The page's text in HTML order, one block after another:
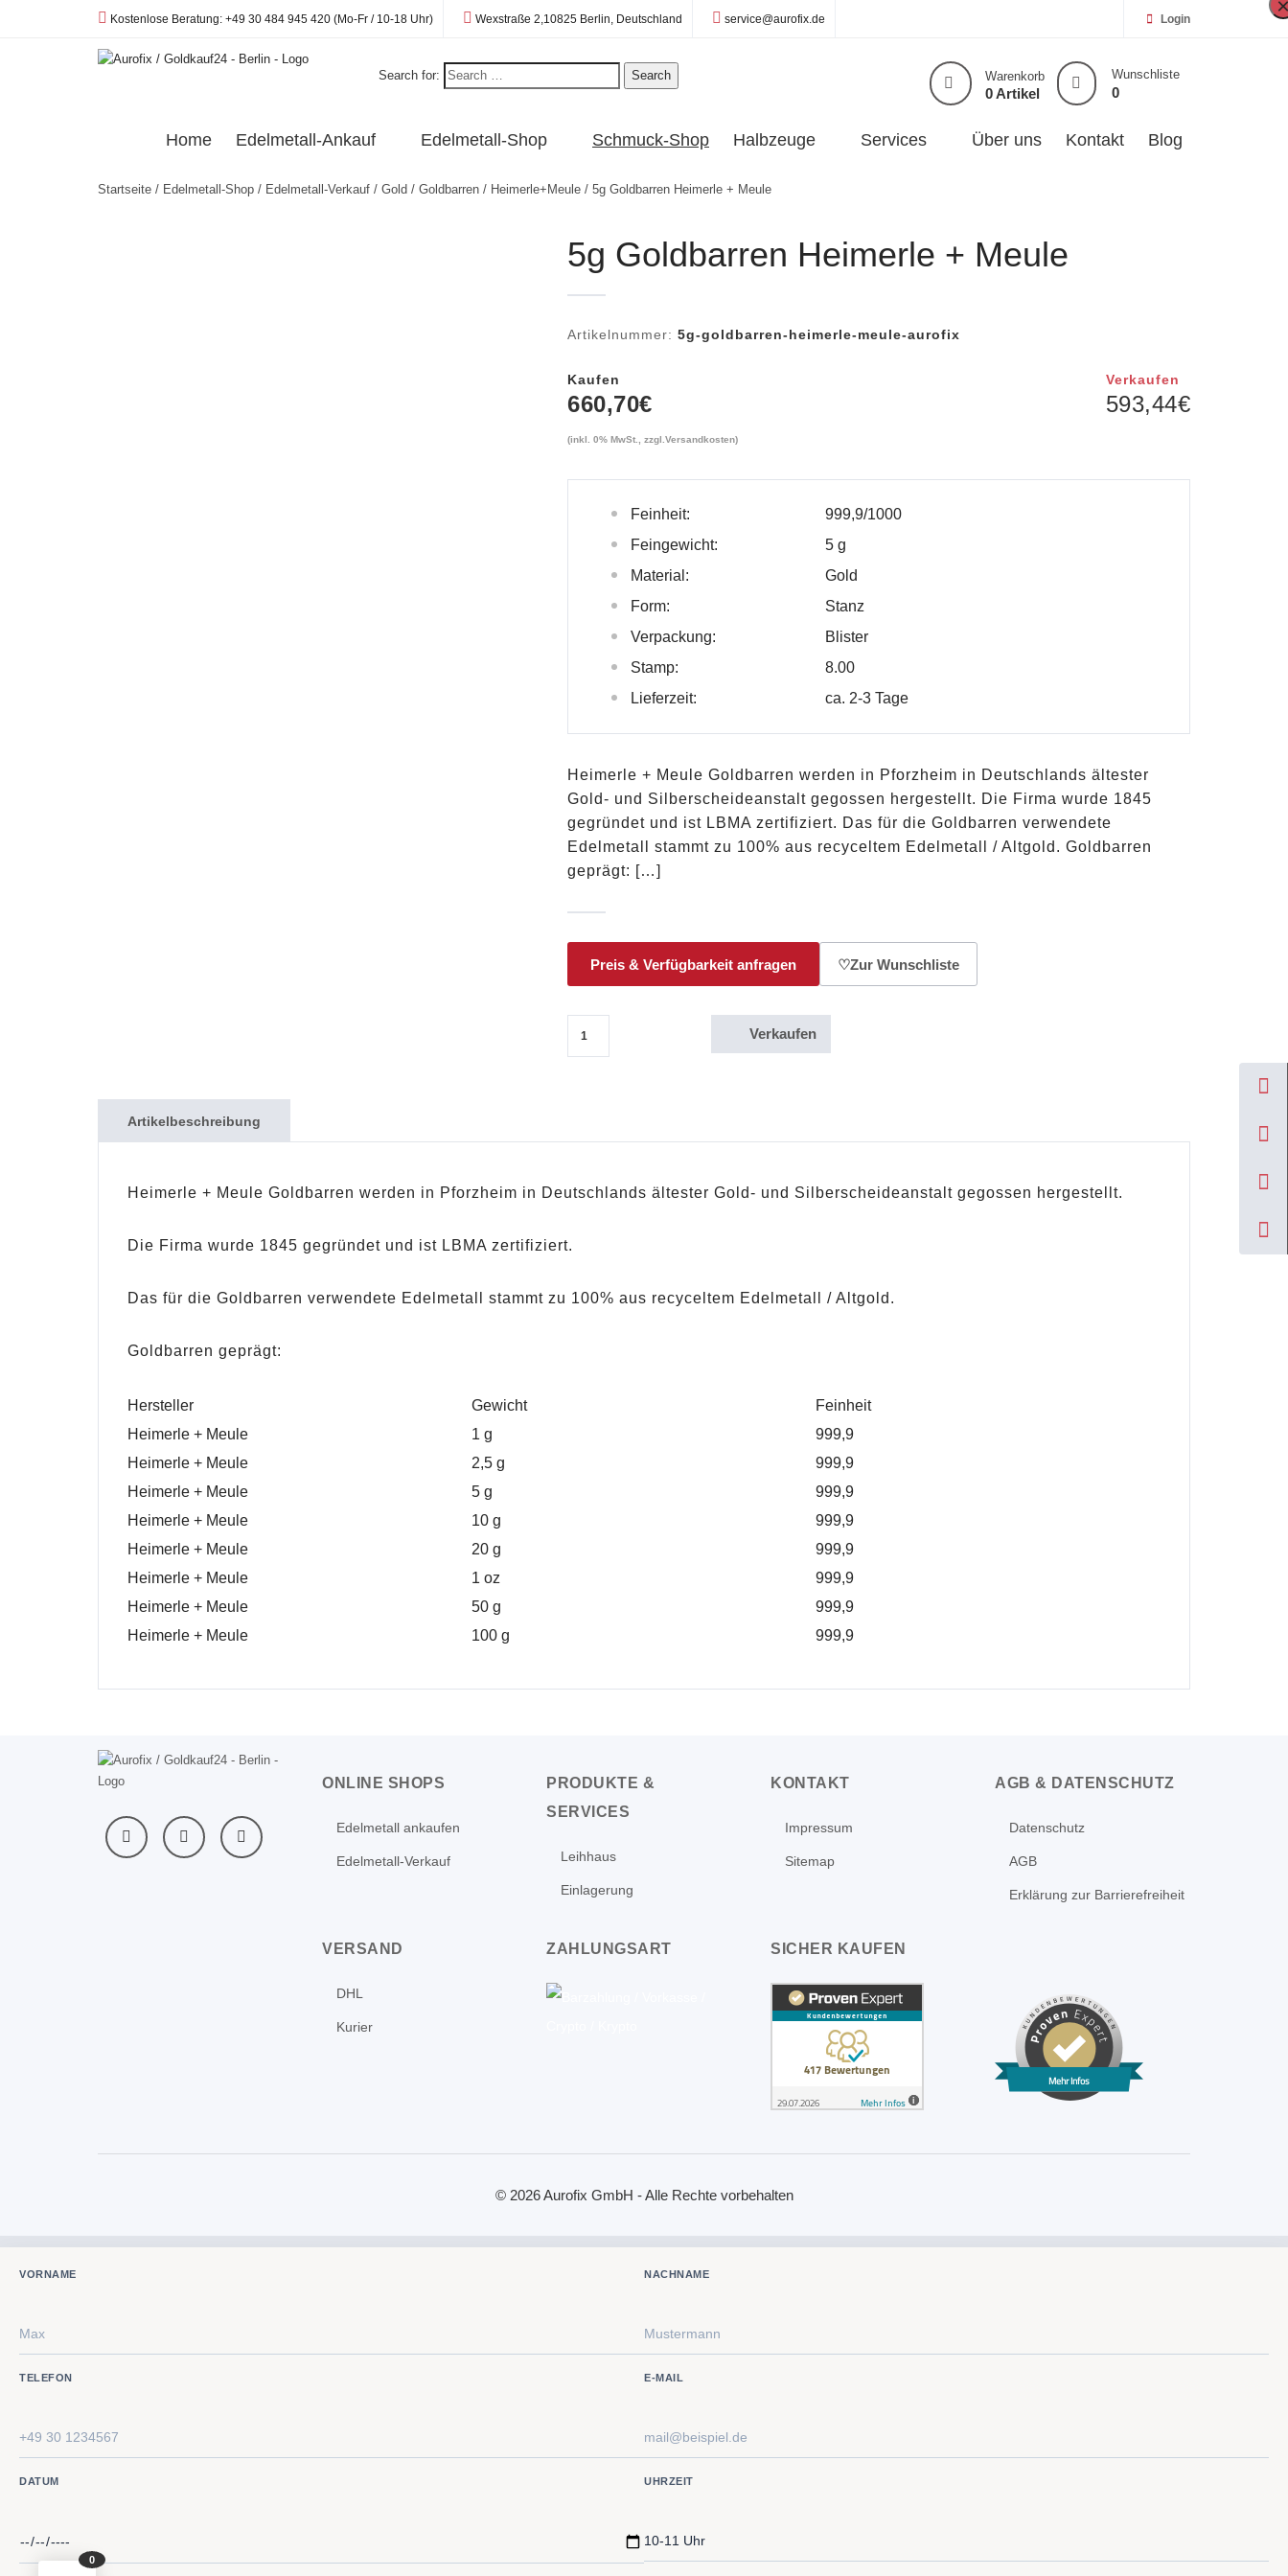
Telefon:
Kostenlose Beratung: +49 30 484 945 420 (Mo-Fr / 10-18 Uhr) Standort:
Wexstraße 2,10825 Berlin, Deutschland E-Mail:
service@aurofix.de Login
Search for: Search Warenkorb
0 Artikel
Wunschliste
0
Home Edelmetall-Ankauf Edelmetall-Shop Schmuck-Shop Halbzeuge Services Über uns Kontakt Blog
Startseite / Edelmetall-Shop / Edelmetall-Verkauf / Gold / Goldbarren / Heimerle+Meule / 5g Goldbarren Heimerle + Meule
5g Goldbarren Heimerle + Meule
Artikelnummer:5g-goldbarren-heimerle-meule-aurofix
Kaufen
660,70€
Verkaufen
593,44€
(inkl. 0% MwSt., zzgl.Versandkosten)
Feinheit:
999,9/1000
Feingewicht:
5 g
Material:
Gold
Form:
Stanz
Verpackung:
Blister
Stamp:
8.00
Lieferzeit:
ca. 2-3 Tage
Heimerle + Meule Goldbarren werden in Pforzheim in Deutschlands ältester
Gold- und Silberscheideanstalt gegossen hergestellt. Die Firma wurde 1845
gegründet und ist LBMA zertifiziert. Das für die Goldbarren verwendete
Edelmetall stammt zu 100% aus recyceltem Edelmetall / Altgold. Goldbarren
geprägt: […]
Preis & Verfügbarkeit anfragen ♡Zur Wunschliste
5g Goldbarren Heimerle + Meule Menge
Verkaufen
Artikelbeschreibung
Heimerle + Meule Goldbarren werden in Pforzheim in Deutschlands ältester Gold- und Silberscheideanstalt gegossen hergestellt.
Die Firma wurde 1845 gegründet und ist LBMA zertifiziert.
Das für die Goldbarren verwendete Edelmetall stammt zu 100% aus recyceltem Edelmetall / Altgold.
Goldbarren geprägt:
Hersteller Gewicht
Feinheit
Heimerle + Meule
1 g
999,9
Heimerle + Meule
2,5 g
999,9
Heimerle + Meule
5 g
999,9
Heimerle + Meule
10 g
999,9
Heimerle + Meule
20 g
999,9
Heimerle + Meule
1 oz
999,9
Heimerle + Meule
50 g
999,9
Heimerle + Meule
100 g 999,9
ONLINE SHOPS
Edelmetall ankaufen
Edelmetall-Verkauf
PRODUKTE &
SERVICES
Leihhaus
Einlagerung
KONTAKT
Impressum
Sitemap
AGB & DATENSCHUTZ
Datenschutz
AGB
Erklärung zur Barrierefreiheit
VERSAND
DHL
Kurier
ZAHLUNGSART SICHER KAUFEN
Mehr Infos
© 2026 Aurofix GmbH - Alle Rechte vorbehalten
VORNAME NACHNAME
TELEFON E-MAIL
DATUM UHRZEIT
0